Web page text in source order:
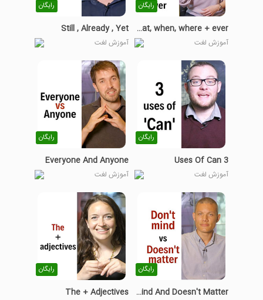
رایگان
Who , what, when, where + ever
آموزش لغت
رایگان
Still , Already , Yet
آموزش لغت
رایگان
3 Uses Of Can
آموزش لغت
رایگان
Everyone And Anyone
آموزش لغت
رایگان
Don't Mind And Doesn't Matter
رایگان
The + Adjectives